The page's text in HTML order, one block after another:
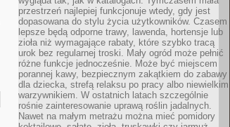
przestrzeń najlepiej funkcjonuje wtedy, gdy jest
dopasowana do stylu życia użytkowników. Czasem
lepsze będą odporne trawy, lawenda, hortensje lub
zioła niż wymagające rabaty, które szybko tracą
urok bez regularnej troski. Mały ogród może pełnić
różne funkcje jednocześnie. Może być miejscem
porannej kawy, bezpiecznym zakątkiem do zabawy
dla dziecka, strefą relaksu po pracy albo niewielkim
warzywnikiem. W ostatnich latach szczególnie
rośnie zainteresowanie uprawą roślin jadalnych.
Nawet na małym metrażu można mieć pomidory